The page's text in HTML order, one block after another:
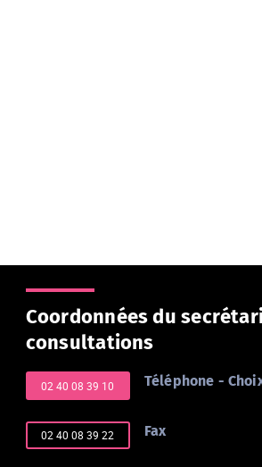
Coordonnées du
consultations
Téléphone -
02 40 08 39 10
Fax
02 40 08 39 22